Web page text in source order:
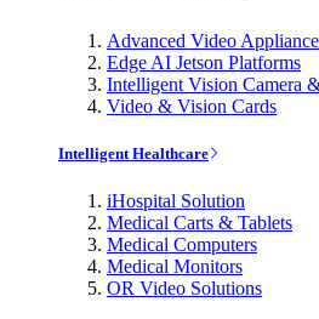
Advanced Video
Edge AI Jetson Platforms
Intelligent Vision Camera
Video & Vision Cards
Intelligent Healthcare
iHospital Solution
Medical Carts & Tablets
Medical Computers
Medical Monitors
OR Video Solutions